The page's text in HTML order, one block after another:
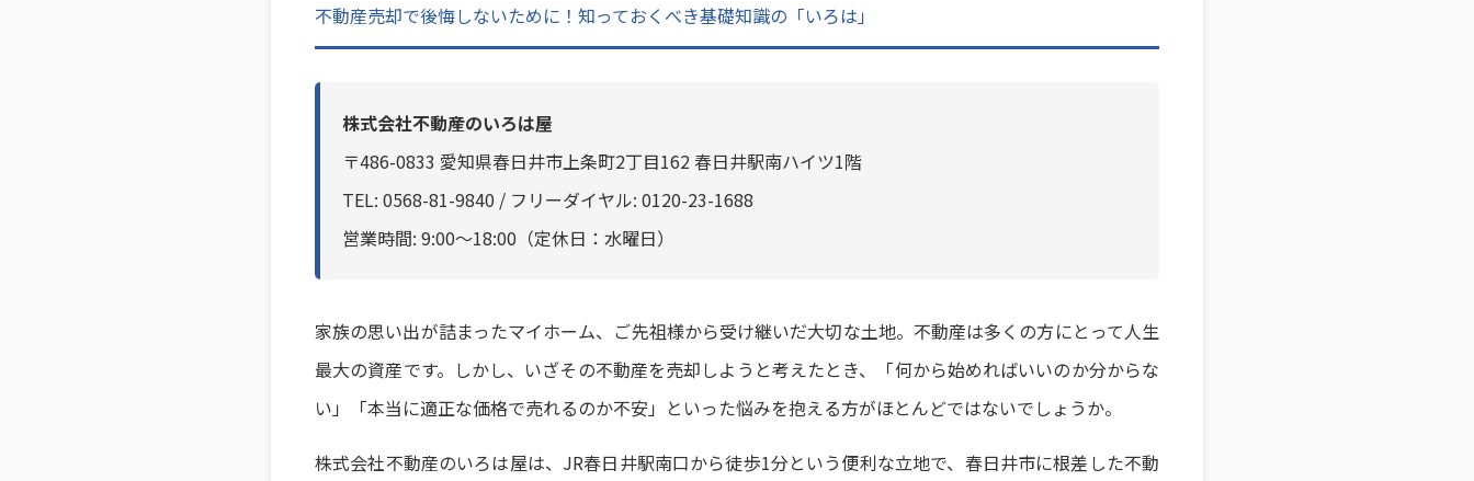
不動産売却で後悔しないために！知っておくべき基礎知識の「いろは」
株式会社不動産のいろは屋
〒486-0833 愛知県春日井市上条町2丁目162 春日井駅南ハイツ1階
TEL: 0568-81-9840 / フリーダイヤル: 0120-23-1688
営業時間: 9:00～18:00（定休日：水曜日）
家族の思い出が詰まったマイホーム、ご先祖様から受け継いだ大切な土地。不動産は多くの方にとって人生
最大の資産です。しかし、いざその不動産を売却しようと考えたとき、「何から始めればいいのか分からな
い」「本当に適正な価格で売れるのか不安」といった悩みを抱える方がほとんどではないでしょうか。
株式会社不動産のいろは屋は、JR春日井駅南口から徒歩1分という便利な立地で、春日井市に根差した不動